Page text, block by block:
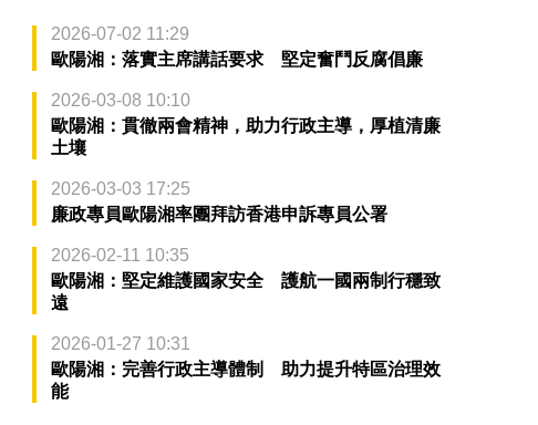
2026-07-02 11:29
歐陽湘：落實主席講話要求 堅定奮鬥反腐倡廉
2026-03-08 10:10
歐陽湘：貫徹兩會精神，助力行政主導，厚植清廉
土壤
2026-03-03 17:25
廉政專員歐陽湘率團拜訪香港申訴專員公署
2026-02-11 10:35
歐陽湘：堅定維護國家安全 護航一國兩制行穩致
遠
2026-01-27 10:31
歐陽湘：完善行政主導體制 助力提升特區治理效
能